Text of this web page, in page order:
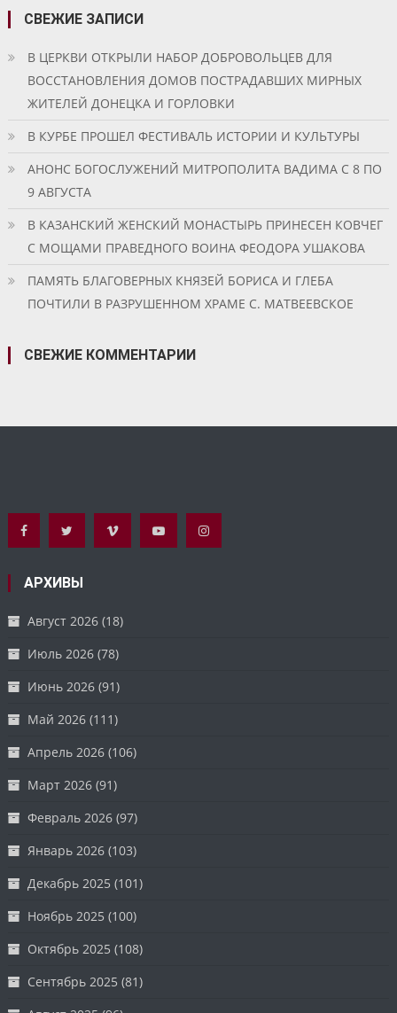
СВЕЖИЕ ЗАПИСИ
В ЦЕРКВИ ОТКРЫЛИ НАБОР ДОБРОВОЛЬЦЕВ ДЛЯ
ВОССТАНОВЛЕНИЯ ДОМОВ ПОСТРАДАВШИХ МИРНЫХ
ЖИТЕЛЕЙ ДОНЕЦКА И ГОРЛОВКИ
В КУРБЕ ПРОШЕЛ ФЕСТИВАЛЬ ИСТОРИИ И КУЛЬТУРЫ
АНОНС БОГОСЛУЖЕНИЙ МИТРОПОЛИТА ВАДИМА С 8 ПО
9 АВГУСТА
В КАЗАНСКИЙ ЖЕНСКИЙ МОНАСТЫРЬ ПРИНЕСЕН КОВЧЕГ
С МОЩАМИ ПРАВЕДНОГО ВОИНА ФЕОДОРА УШАКОВА
ПАМЯТЬ БЛАГОВЕРНЫХ КНЯЗЕЙ БОРИСА И ГЛЕБА
ПОЧТИЛИ В РАЗРУШЕННОМ ХРАМЕ С. МАТВЕЕВСКОЕ
СВЕЖИЕ КОММЕНТАРИИ
АРХИВЫ
Август 2026 (18)
Июль 2026 (78)
Июнь 2026 (91)
Май 2026 (111)
Апрель 2026 (106)
Март 2026 (91)
Февраль 2026 (97)
Январь 2026 (103)
Декабрь 2025 (101)
Ноябрь 2025 (100)
Октябрь 2025 (108)
Сентябрь 2025 (81)